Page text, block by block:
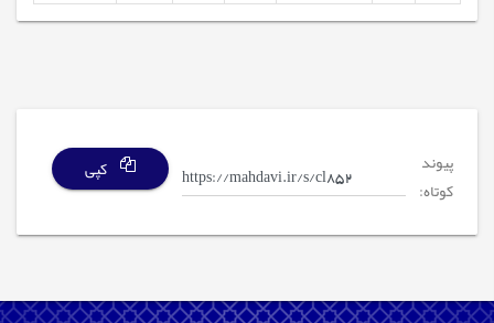
پیوند
کوتاه:
کپی